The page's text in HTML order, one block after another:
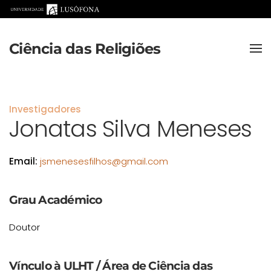
Ciência das Religiões
Investigadores
Jonatas Silva Meneses
Email: jsmenesesfilhos@gmail.com
Grau Académico
Doutor
Vínculo à ULHT / Área de Ciência das